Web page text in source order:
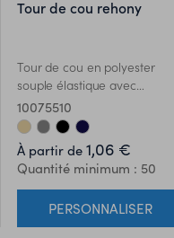
tour de cou rehony
Tour de cou en polyester
souple élastique avec
intérieur en micro polaire
Fleece. Un vêtement très
polyvalent et confortable,
grâce aux différentes
configurations et
fonctionnalités qu’il offre.
Disponible dans une vaste
gamme de couleurs.
10075510
À partir de 1,06 €
Quantité minimum : 50
PERSONNALISER